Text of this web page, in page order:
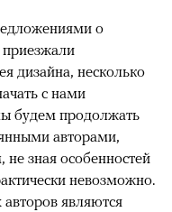
о
приезжали
дизайна, несколько
с нами
будем продолжать
авторами,
не зная особенностей
невозможно.
являются